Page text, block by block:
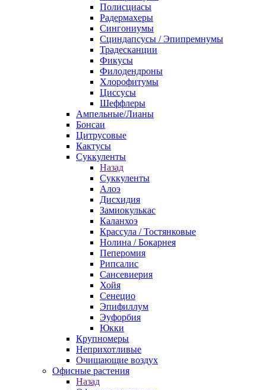
Полисциасы
Радермахеры
Сингониумы
Сциндапсусы / Эпипремнумы
Традесканции
Фикусы
Филодендроны
Хлорофитумы
Циссусы
Шеффлеры
Ампельные/Лианы
Бонсаи
Цитрусовые
Кактусы
Суккуленты
Назад
Суккуленты
Алоэ
Дисхидия
Замиокулькас
Каланхоэ
Крассула / Тостянковые
Нолина / Бокарнея
Пеперомия
Рипсалис
Сансевиерия
Хойя
Сенецио
Эпифиллум
Эуфорбия
Юкки
Крупномеры
Неприхотливые
Очищающие воздух
Офисные растения
Назад